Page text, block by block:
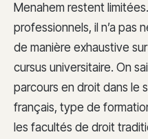
Menahem restent
professionnels, il n’a pas
de manière exhaustive
cursus universitaire. On
parcours en droit dans le
français, type de
les facultés de droit